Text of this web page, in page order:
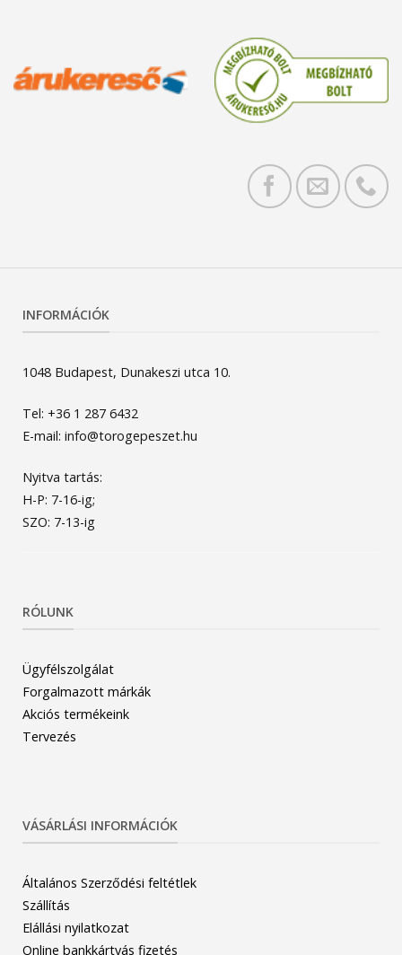
INFORMÁCIÓK
1048 Budapest, Dunakeszi utca 10.
Tel: +36 1 287 6432
E-mail: info@torogepeszet.hu
Nyitva tartás:
H-P: 7-16-ig;
SZO: 7-13-ig
RÓLUNK
Ügyfélszolgálat
Forgalmazott márkák
Akciós termékeink
Tervezés
VÁSÁRLÁSI INFORMÁCIÓK
Általános Szerződési feltétlek
Szállítás
Elállási nyilatkozat
Online bankkártyás fizetés